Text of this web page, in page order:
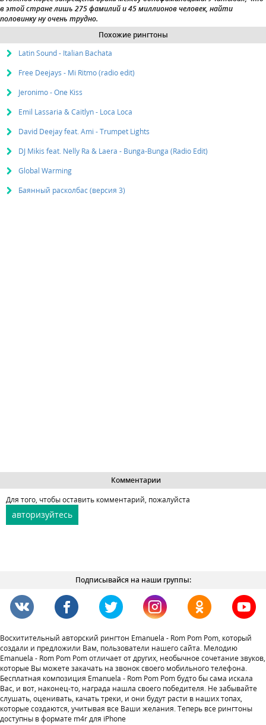
в этой стране лишь 275 фамилий и 45 миллионов человек, найти
половинку ну очень трудно.
Похожие рингтоны
Latin Sound - Italian Bachata
Free Deejays - Mi Ritmo (radio edit)
Jeronimo - One Kiss
Emil Lassaria & Caitlyn - Loca Loca
David Deejay feat. Ami - Trumpet Lights
DJ Mikis feat. Nelly Ra & Laera - Bunga-Bunga (Radio Edit)
Global Warming
Баянный расколбас (версия 3)
Комментарии
Для того, чтобы оставить комментарий, пожалуйста
авторизуйтесь
Подписывайся на наши группы:
Восхитительный авторский рингтон Emanuela - Rom Pom Pom, который
создали и предложили Вам, пользователи нашего сайта. Мелодию
Emanuela - Rom Pom Pom отличает от других, необычное сочетание звуков,
которые Вы можете закачать на звонок своего мобильного телефона.
Бесплатная композиция Emanuela - Rom Pom Pom будто бы сама искала
Вас, и вот, наконец-то, награда нашла своего победителя. Не забывайте
слушать, оценивать, качать треки, и они будут расти в наших топах,
которые создаются, учитывая все Ваши желания. Теперь все рингтоны
доступны в формате m4r для iPhone